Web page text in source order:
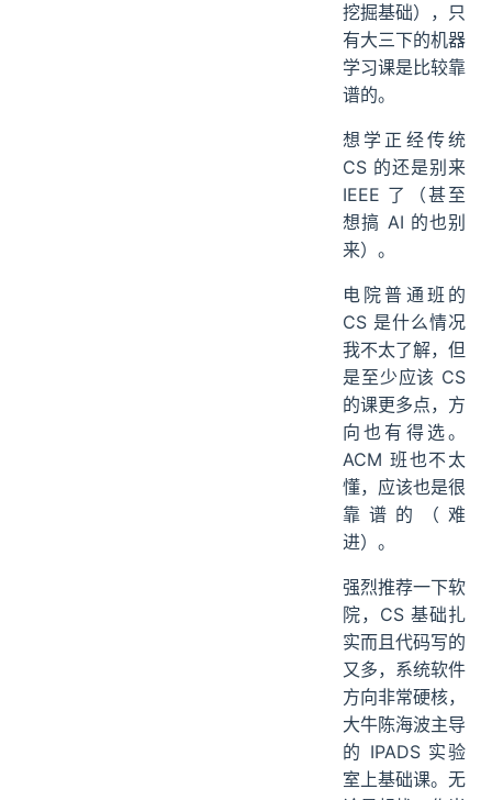
挖掘基础），只
有大三下的机器
学习课是比较靠
谱的。
想学正经传统
CS 的还是别来
IEEE 了（甚至
想搞 AI 的也别
来）。
电院普通班的
CS 是什么情况
我不太了解，但
是至少应该 CS
的课更多点，方
向也有得选。
ACM 班也不太
懂，应该也是很
靠谱的（难
进）。
强烈推荐一下软
院，CS 基础扎
实而且代码写的
又多，系统软件
方向非常硬核，
大牛陈海波主导
的 IPADS 实验
室上基础课。无